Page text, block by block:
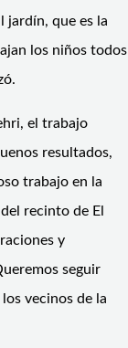
jardín, que es la
los niños todos
el trabajo
resultados,
trabajo en la
recinto de El
y
seguir
vecinos de la